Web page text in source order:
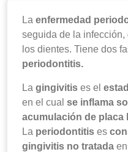
La enfermedad
seguida de la
los dientes. Tiene dos
periodontitis.
La gingivitis es el
en el cual se inflama
acumulación de placa
La periodontitis es
gingivitis no tratada